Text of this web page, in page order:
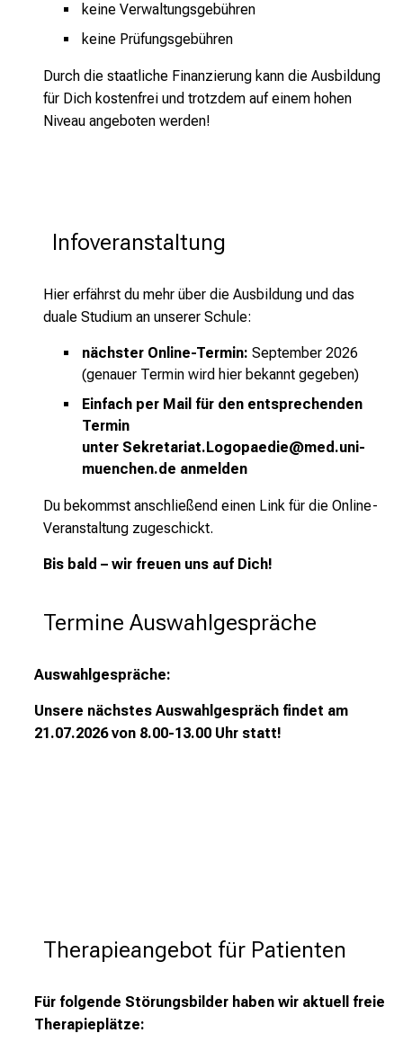
keine Verwaltungsgebühren
keine Prüfungsgebühren
Durch die staatliche Finanzierung kann die Ausbildung
für Dich kostenfrei und trotzdem auf einem hohen
Niveau angeboten werden!
Hier erfährst du mehr über die Ausbildung und das
duale Studium an unserer Schule:
nächster Online-Termin: September 2026
(genauer Termin wird hier bekannt gegeben)
Einfach per Mail für den entsprechenden
Termin
unter Sekretariat.Logopaedie@med.uni-
muenchen.de anmelden
Du bekommst anschließend einen Link für die Online-
Veranstaltung zugeschickt.
Bis bald – wir freuen uns auf Dich!
Termine Auswahlgespräche
Auswahlgespräche:
Unsere nächstes Auswahlgespräch findet am
21.07.2026 von 8.00-13.00 Uhr statt!
Therapieangebot für Patienten
Für folgende Störungsbilder haben wir aktuell freie
Therapieplätze: